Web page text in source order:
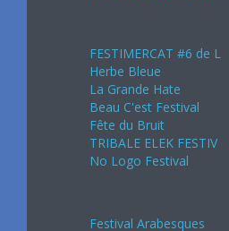
FESTIMERCAT #6 de L
Herbe Bleue
La Grande Hate
Beau C'est Festival
Fête du Bruit
TRIBALE ELEK FESTIV
No Logo Festival
Festival Arabesques